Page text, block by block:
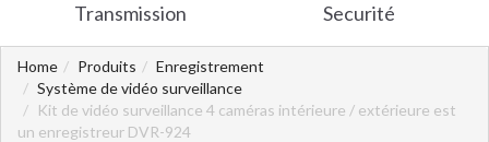
Transmission Securité
Home Produits
Enregistrement
Système de vidéo surveillance
Kit de vidéo surveillance 4 caméras intérieure / extérieure est
un enregistreur DVR-924